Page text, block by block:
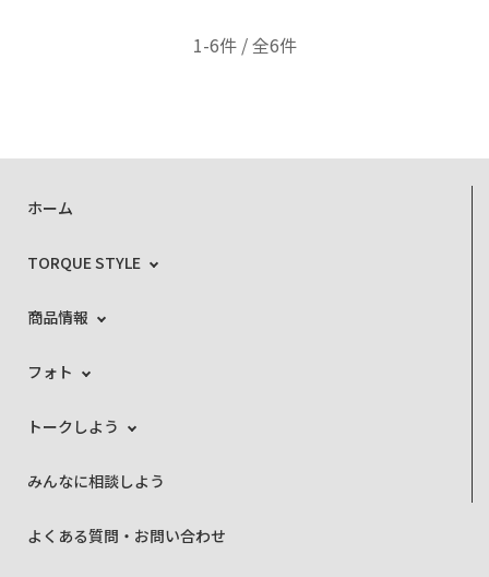
1-6件 / 全6件
ホーム
TORQUE STYLE
商品情報
フォト
トークしよう
みんなに相談しよう
よくある質問・お問い合わせ